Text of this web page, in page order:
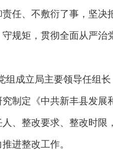
任、不敷衍了事，坚决
规矩，贯彻全面从严治
组成立局主要领导任组
制定《中共新丰县发展
、整改要求、整改时
进整改工作。